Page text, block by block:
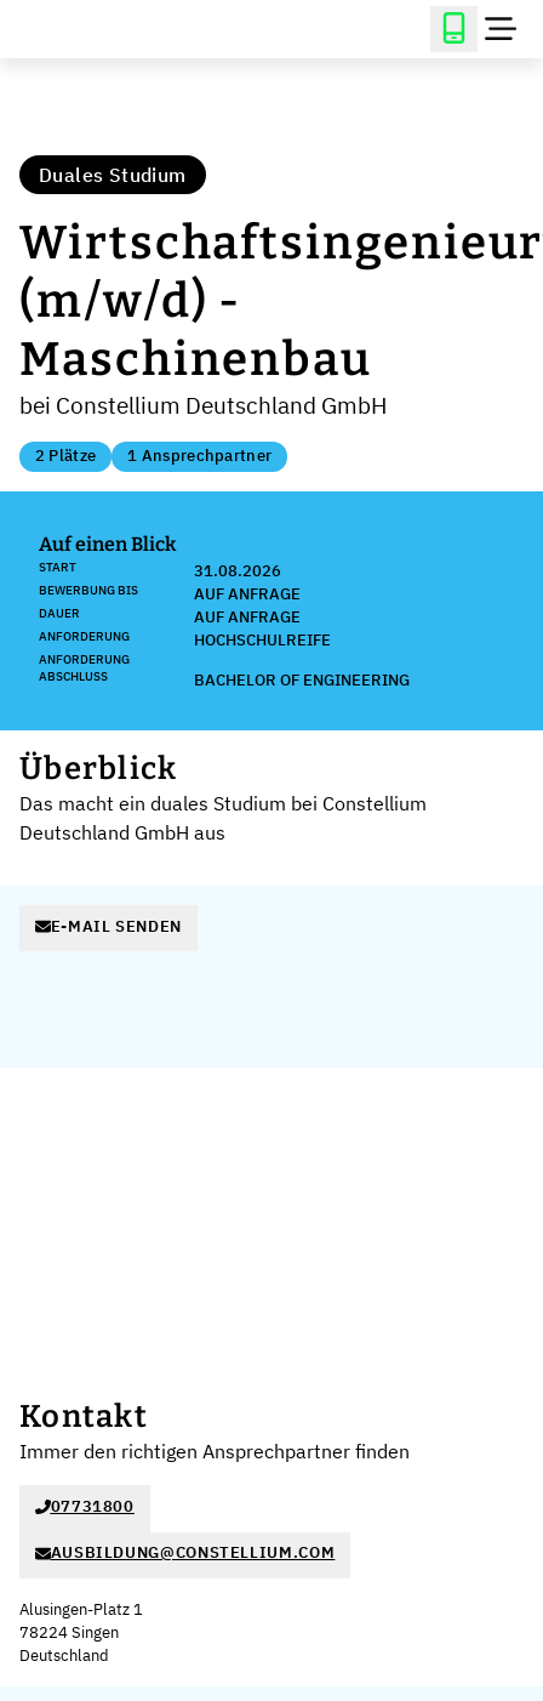
Duales Studium
(m/w/d) -
Maschinenbau
bei Constellium Deutschland GmbH
2 Plätze 1 Ansprechpartner
Auf einen Blick
START 31.08.2026
BEWERBUNG BIS AUF ANFRAGE
DAUER AUF ANFRAGE
ANFORDERUNG HOCHSCHULREIFE
ANFORDERUNG
ABSCHLUSS
BACHELOR OF ENGINEERING
Überblick
Das macht ein duales Studium bei Constellium
Deutschland GmbH aus
E-MAIL SENDEN
Kontakt
Immer den richtigen Ansprechpartner finden
07731800
AUSBILDUNG@CONSTELLIUM.COM
Alusingen-Platz 1
78224 Singen
Deutschland